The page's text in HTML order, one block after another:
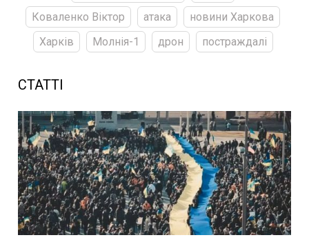
Коваленко Віктор
атака
новини Харкова
Харків
Молнія-1 дрон постраждалі
СТАТТІ